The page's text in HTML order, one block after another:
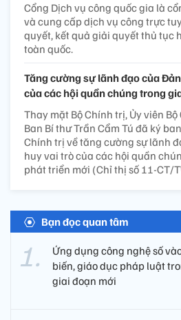
Cổng Dịch vụ công quốc gia là
và cung cấp dịch vụ công trực
quyết, kết quả giải quyết thủ tục
toàn quốc.
Tăng cường sự lãnh đạo của
của các hội quần chúng trong
Thay mặt Bộ Chính trị, Ủy viên
Ban Bí thư Trần Cẩm Tú đã ký
Chính trị về tăng cường sự lãnh
huy vai trò của các hội quần
phát triển mới (Chỉ thị số 11-CT/
Bạn đọc quan tâm
Ứng dụng công nghệ số
biến, giáo dục pháp luật
giai đoạn mới